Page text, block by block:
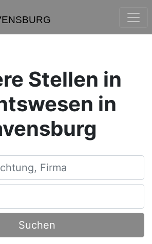
Stellen in
in
Firma
Suchen